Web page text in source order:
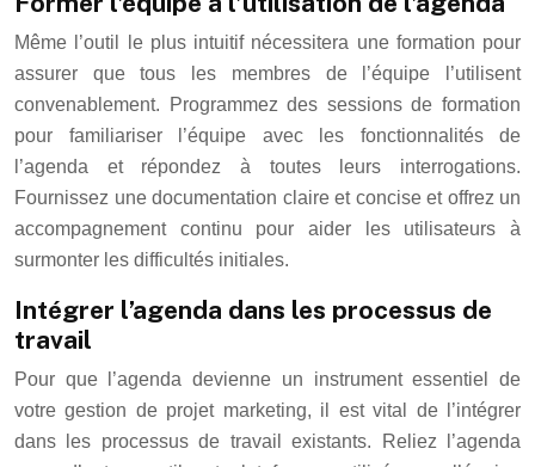
Même l’outil le plus intuitif nécessitera une formation pour
assurer que tous les membres de l’équipe l’utilisent
convenablement. Programmez des sessions de formation
pour familiariser l’équipe avec les fonctionnalités de
l’agenda et répondez à toutes leurs interrogations.
Fournissez une documentation claire et concise et offrez un
accompagnement continu pour aider les utilisateurs à
surmonter les difficultés initiales.
Intégrer l’agenda dans les processus de
travail
Pour que l’agenda devienne un instrument essentiel de
votre gestion de projet marketing, il est vital de l’intégrer
dans les processus de travail existants. Reliez l’agenda